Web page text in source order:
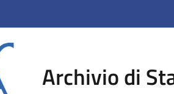
Archivio di